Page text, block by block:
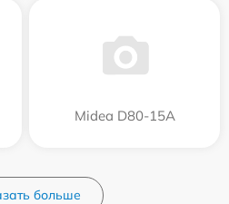
Midea D80-15A
больше